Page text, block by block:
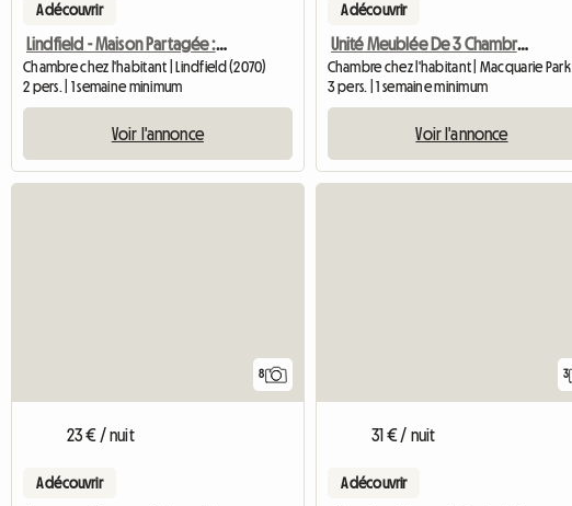
A découvrir
Lindfield - Maison Partagée : Lit Simple/Double
Chambre chez l'habitant | Lindfield (2070)
2 pers. | 1 semaine minimum
Voir l'annonce
A découvrir
Unité Meublée De 3 Chambres Avec Tennis, Salle De Sport
Chambre chez l'habitant | Macquarie Park
3 pers. | 1 semaine minimum
Voir l'annonce
8
23 € / nuit
A découvrir
3
31 € / nuit
A découvrir